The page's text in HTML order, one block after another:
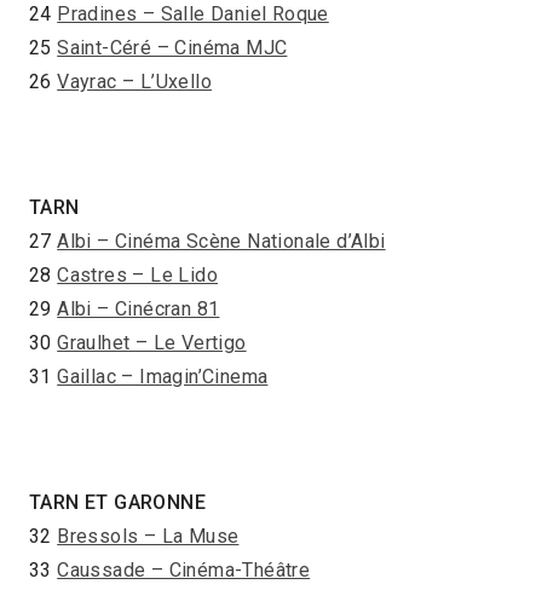
24 Pradines – Salle Daniel Roque
25Saint-Céré – Cinéma MJC
26Vayrac – L’Uxello
TARN
27Albi – Cinéma Scène Nationale d’Albi
28Castres – Le Lido
29Albi – Cinécran 81
30Graulhet – Le Vertigo
31Gaillac – Imagin’Cinema
TARN ET GARONNE
32 Bressols – La Muse
33Caussade – Cinéma-Théâtre